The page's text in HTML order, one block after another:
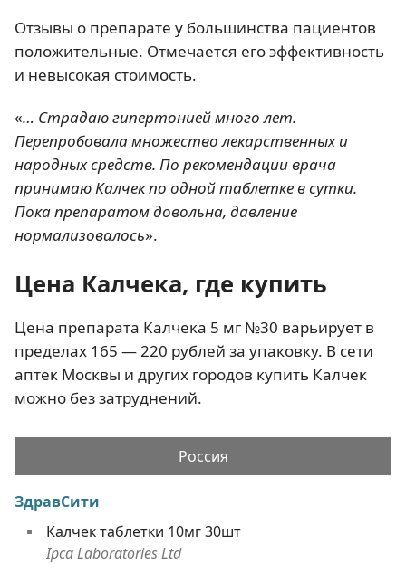
Отзывы о препарате у большинства пациентов
положительные. Отмечается его эффективность
и невысокая стоимость.
«… Страдаю гипертонией много лет.
Перепробовала множество лекарственных и
народных средств. По рекомендации врача
принимаю Калчек по одной таблетке в сутки.
Пока препаратом довольна, давление
нормализовалось».
Цена Калчека, где купить
Цена препарата Калчека 5 мг №30 варьирует в
пределах 165 — 220 рублей за упаковку. В сети
аптек Москвы и других городов купить Калчек
можно без затруднений.
Россия
ЗдравСити
Калчек таблетки 10мг 30шт
Ipca Laboratories Ltd